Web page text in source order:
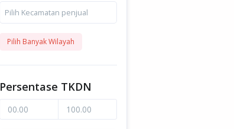
Pilih Kecamatan penjual
Pilih Banyak Wilayah
Persentase TKDN